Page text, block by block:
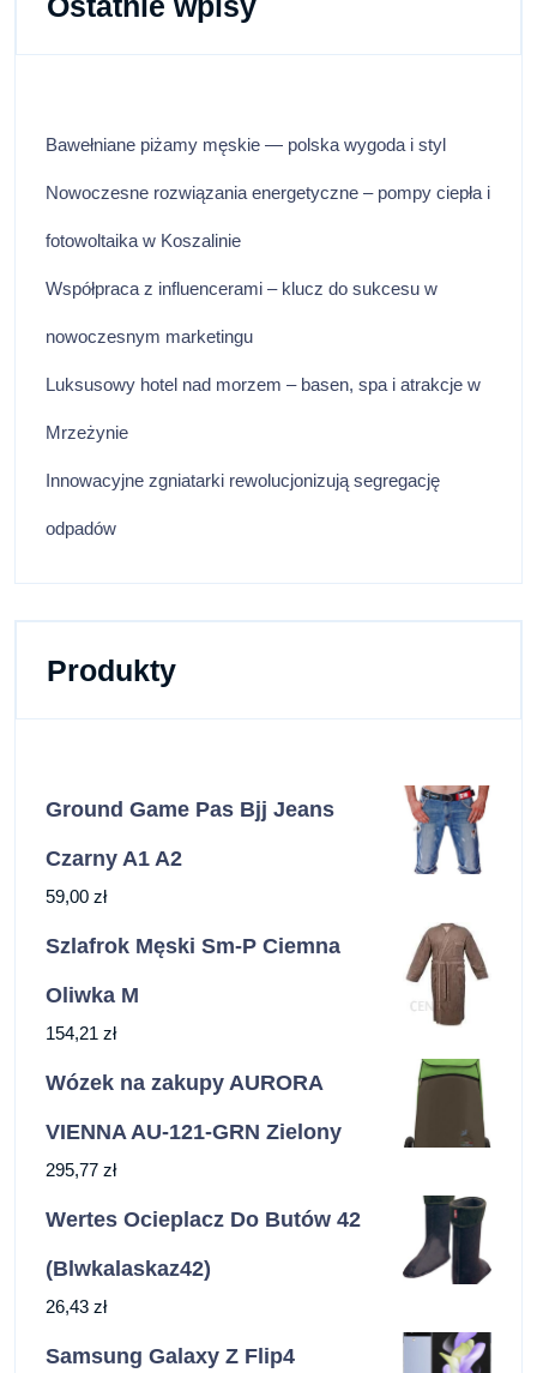
Bawełniane piżamy męskie — polska wygoda i styl
Nowoczesne rozwiązania energetyczne – pompy ciepła i
fotowoltaika w Koszalinie
Współpraca z influencerami – klucz do sukcesu w
nowoczesnym marketingu
Luksusowy hotel nad morzem – basen, spa i atrakcje w
Mrzeżynie
Innowacyjne zgniatarki rewolucjonizują segregację
odpadów
Produkty
Ground Game Pas Bjj Jeans
Czarny A1 A2
59,00 zł
Szlafrok Męski Sm-P Ciemna
Oliwka M
154,21 zł
Wózek na zakupy AURORA
VIENNA AU-121-GRN Zielony
295,77 zł
Wertes Ocieplacz Do Butów 42
(Blwkalaskaz42)
26,43 zł
Samsung Galaxy Z Flip4